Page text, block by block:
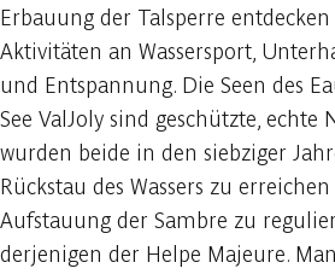
Erbauung der Talsperre
Aktivitäten an Wassersport,
und Entspannung. Die Seen des
See ValJoly sind geschützte, echte
wurden beide in den siebziger
Rückstau des Wassers zu
Aufstauung der Sambre zu
derjenigen der Helpe Majeure.